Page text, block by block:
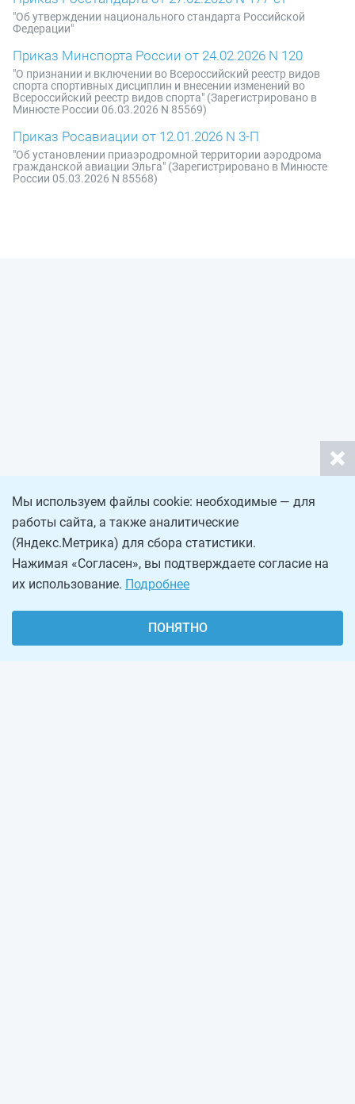
"Об утверждении национального стандарта Российской
Федерации"
Приказ Минспорта России от 24.02.2026 N 120
"О признании и включении во Всероссийский реестр видов
спорта спортивных дисциплин и внесении изменений во
Всероссийский реестр видов спорта" (Зарегистрировано в
Минюсте России 06.03.2026 N 85569)
Приказ Росавиации от 12.01.2026 N 3-П
"Об установлении приаэродромной территории аэродрома
гражданской авиации Эльга" (Зарегистрировано в Минюсте
России 05.03.2026 N 85568)
Мы используем файлы cookie: необходимые — для
работы сайта, а также аналитические
(Яндекс.Метрика) для сбора статистики.
Нажимая «Согласен», вы подтверждаете согласие на
их использование. Подробнее
ПОНЯТНО